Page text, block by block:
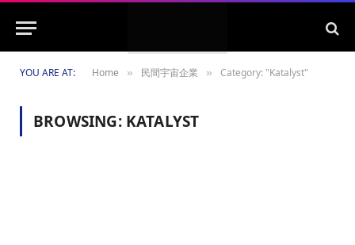
YOU ARE AT: Home » 民間宇宙企業 » Category: "Katalyst"
BROWSING: KATALYST